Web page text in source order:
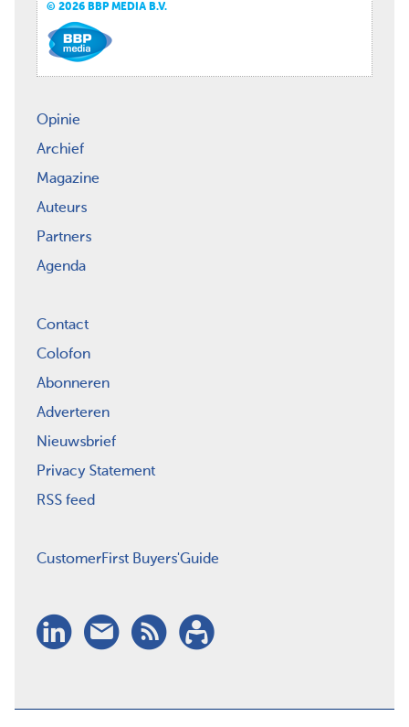
© 2026 BBP MEDIA B.V.
Opinie
Archief
Magazine
Auteurs
Partners
Agenda
Contact
Colofon
Abonneren
Adverteren
Nieuwsbrief
Privacy Statement
RSS feed
CustomerFirst Buyers'Guide
LinkedIn
Nieuwsbrief
RSSAbonneren